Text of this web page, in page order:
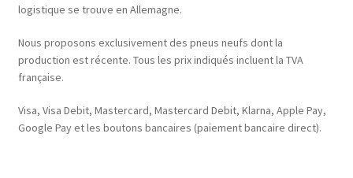
logistique se trouve en Allemagne.
Nous proposons exclusivement des pneus neufs dont la
production est récente. Tous les prix indiqués incluent la TVA
française.
Visa, Visa Debit, Mastercard, Mastercard Debit, Klarna, Apple Pay,
Google Pay et les boutons bancaires (paiement bancaire direct).